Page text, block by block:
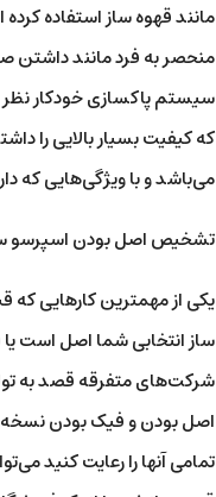
مانند قهوه ساز استفاده
منحصر به فرد مانند داشتن
سیستم پاکسازی خودکار
که کیفیت بسیار بالایی را
می‌باشد و با ویژگی‌هایی که
تشخیص اصل بودن اسپرسو
یکی از مهمترین کارهایی که
ساز انتخابی شما اصل است یا
شرکت‌های متفرقه قصد به
اصل بودن و فیک بودن نسخه
تمامی آنها را رعایت کنید